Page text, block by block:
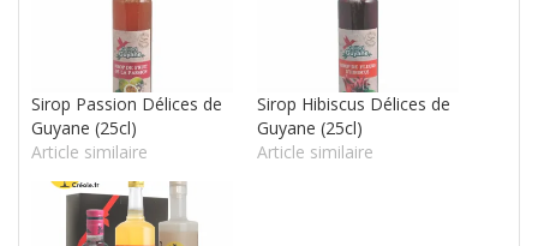
Sirop Passion Délices de
Guyane (25cl)
Article similaire
Sirop Hibiscus Délices de
Guyane (25cl)
Article similaire